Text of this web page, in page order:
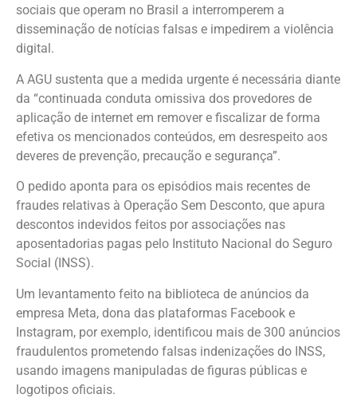
sociais que operam no Brasil a interromperem a
disseminação de notícias falsas e impedirem a violência
digital.
A AGU sustenta que a medida urgente é necessária diante
da “continuada conduta omissiva dos provedores de
aplicação de internet em remover e fiscalizar de forma
efetiva os mencionados conteúdos, em desrespeito aos
deveres de prevenção, precaução e segurança”.
O pedido aponta para os episódios mais recentes de
fraudes relativas à Operação Sem Desconto, que apura
descontos indevidos feitos por associações nas
aposentadorias pagas pelo Instituto Nacional do Seguro
Social (INSS).
Um levantamento feito na biblioteca de anúncios da
empresa Meta, dona das plataformas Facebook e
Instagram, por exemplo, identificou mais de 300 anúncios
fraudulentos prometendo falsas indenizações do INSS,
usando imagens manipuladas de figuras públicas e
logotipos oficiais.